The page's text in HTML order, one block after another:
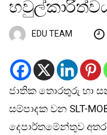
EDU TEAM
ජාතික තොරතුරු හා
සම්පාදක වන SLT-
දෙපාර්තමේන්තුව